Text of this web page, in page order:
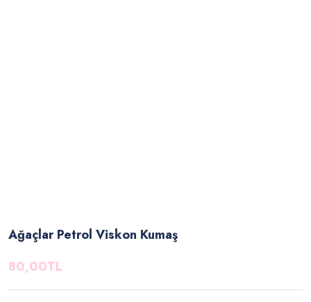
Ağaçlar Petrol Viskon Kumaş
80,00TL